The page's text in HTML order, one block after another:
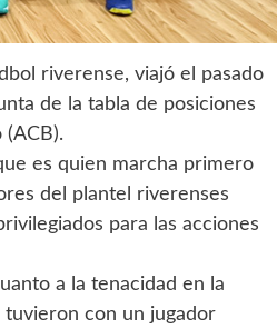
riverense, viajó el pasado
de la tabla de posiciones
es quien marcha primero
del plantel riverenses
para las acciones
a la tenacidad en la
con un jugador